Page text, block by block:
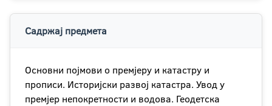
Садржај предмета
Основни појмови о премјеру и катастру и
прописи. Историјски развој катастра. Увод у
премјер непокретности и водова. Геодетска